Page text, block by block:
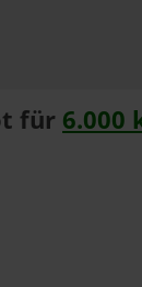
für 6.000